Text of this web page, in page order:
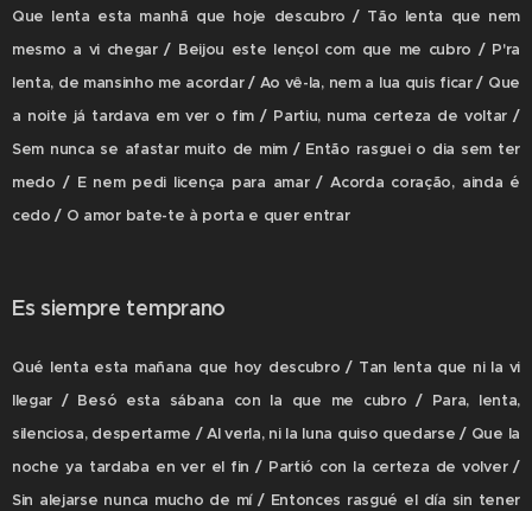
Que lenta esta manhã que hoje descubro / Tão lenta que nem
mesmo a vi chegar / Beijou este lençol com que me cubro / P'ra
lenta, de mansinho me acordar / Ao vê-la, nem a lua quis ficar / Que
a noite já tardava em ver o fim / Partiu, numa certeza de voltar /
Sem nunca se afastar muito de mim / Então rasguei o dia sem ter
medo / E nem pedi licença para amar / Acorda coração, ainda é
cedo / O amor bate-te à porta e quer entrar
Es siempre temprano
Qué lenta esta mañana que hoy descubro / Tan lenta que ni la vi
llegar / Besó esta sábana con la que me cubro / Para, lenta,
silenciosa, despertarme / Al verla, ni la luna quiso quedarse / Que la
noche ya tardaba en ver el fin / Partió con la certeza de volver /
Sin alejarse nunca mucho de mí / Entonces rasgué el día sin tener